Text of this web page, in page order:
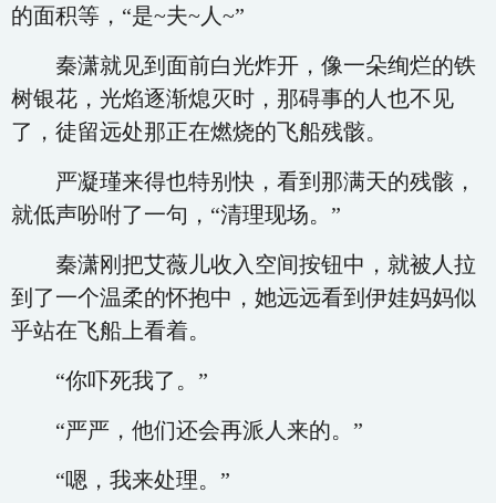
的面积等，“是~夫~人~”
秦潇就见到面前白光炸开，像一朵绚烂的铁
树银花，光焰逐渐熄灭时，那碍事的人也不见
了，徒留远处那正在燃烧的飞船残骸。
严凝瑾来得也特别快，看到那满天的残骸，
就低声吩咐了一句，“清理现场。”
秦潇刚把艾薇儿收入空间按钮中，就被人拉
到了一个温柔的怀抱中，她远远看到伊娃妈妈似
乎站在飞船上看着。
“你吓死我了。”
“严严，他们还会再派人来的。”
“嗯，我来处理。”